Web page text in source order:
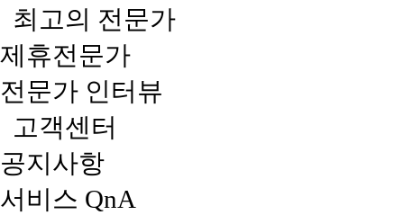
최고의 전문가
제휴전문가
전문가 인터뷰
고객센터
공지사항
서비스 QnA